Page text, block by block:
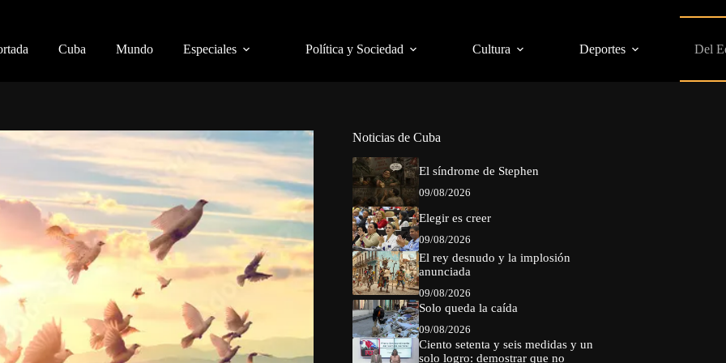
Cuba Mundo Especiales Política y Sociedad Cultura Deportes Del
Noticias de Cuba
El síndrome de Stephen
09/08/2026
Elegir es creer
09/08/2026
El rey desnudo y la implosión
anunciada
09/08/2026
Solo queda la caída
09/08/2026
Ciento setenta y seis medidas y un
solo logro: demostrar que no